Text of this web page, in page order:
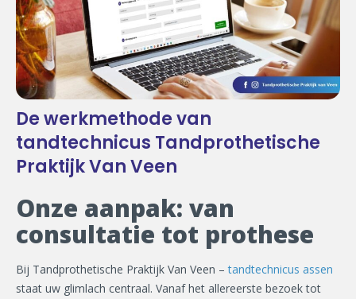
De werkmethode van
tandtechnicus Tandprothetische
Praktijk Van Veen
Onze aanpak: van
consultatie tot prothese
Bij Tandprothetische Praktijk Van Veen – tandtechnicus assen
staat uw glimlach centraal. Vanaf het allereerste bezoek tot